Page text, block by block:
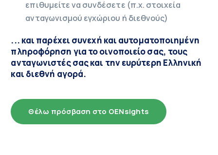
επιθυμείτε να συνδέσετε (π.χ. στοιχεία
ανταγωνισμού εγχώριου ή διεθνούς)
... και παρέχει συνεχή και αυτοματοποιημένη
πληροφόρηση για το οινοποιείο σας, τους
ανταγωνιστές σας και την ευρύτερη Ελληνική
και διεθνή αγορά.
Θέλω πρόσβαση στο OENsights